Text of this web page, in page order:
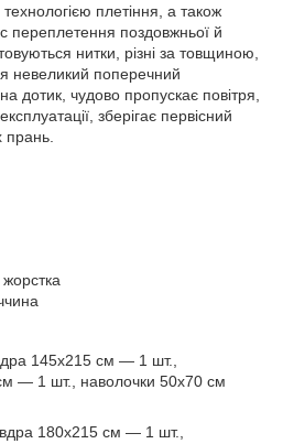
плетіння, а також
переплетення поздовжньої й
нитки, різні за товщиною,
невеликий поперечний
дотик, чудово пропускає повітря,
зберігає первісний
прань.
145х215 см — 1 шт.,
— 1 шт., наволочки 50х70 см
180х215 см — 1 шт.,